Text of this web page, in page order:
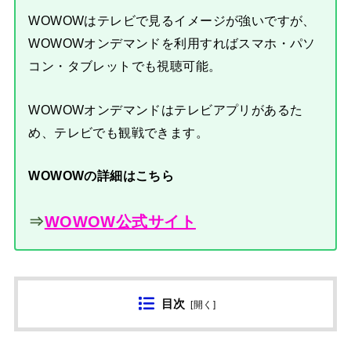
WOWOWはテレビで見るイメージが強いですが、
WOWOWオンデマンドを利用すればスマホ・パソ
コン・タブレットでも視聴可能。
WOWOWオンデマンドはテレビアプリがあるた
め、テレビでも観戦できます。
WOWOWの詳細はこちら
⇒WOWOW公式サイト
目次 [開く ]